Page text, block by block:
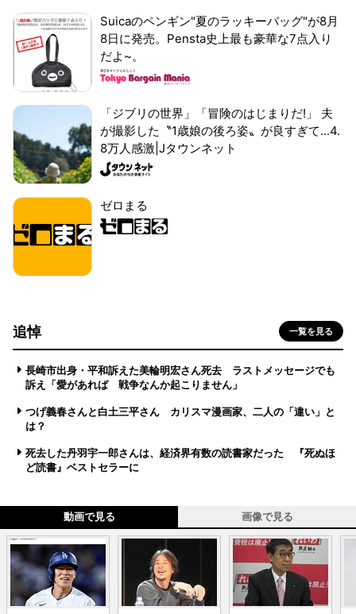
Suicaのペンギン"夏のラッキーバッグ"が8月
8日に発売。Pensta史上最も豪華な7点入り
だよ~。
「ジブリの世界」「冒険のはじまりだ!」 夫
が撮影した〝1歳娘の後ろ姿〟が良すぎて...4.
8万人感激|Jタウンネット
ゼロまる
追悼 一覧を見る
長崎市出身・平和訴えた美輪明宏さん死去 ラストメッセージでも
訴え「愛があれば 戦争なんか起こりません」
つげ義春さんと白土三平さん カリスマ漫画家、二人の「違い」と
は？
死去した丹羽宇一郎さんは、経済界有数の読書家だった 『死ぬほ
ど読書』ベストセラーに
動画で見る 画像で見る